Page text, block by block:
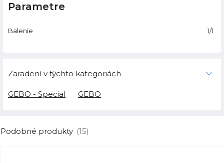
Parametre
Balenie 1/1
Zaradení v týchto kategoriách
GEBO - Special GEBO
Podobné produkty (15)